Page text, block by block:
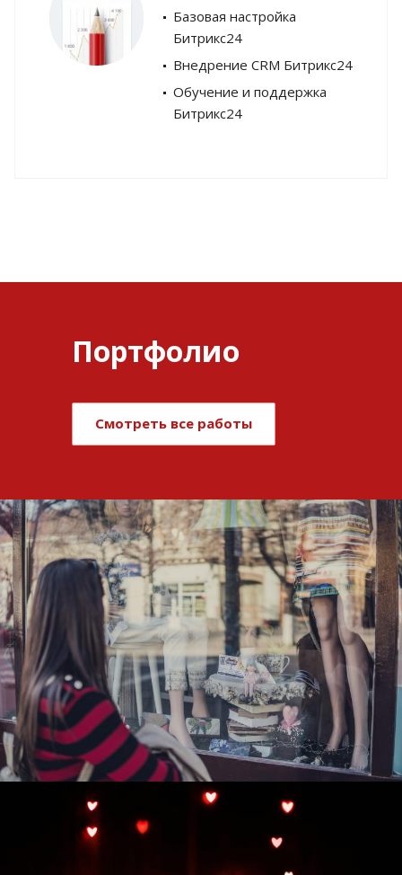
Базовая настройка
Битрикс24
Внедрение CRM Битрикс24
Обучение и поддержка
Битрикс24
Портфолио
Смотреть все работы
Развитие и поддержка интернет-
витрины StepClub
Смотреть проект